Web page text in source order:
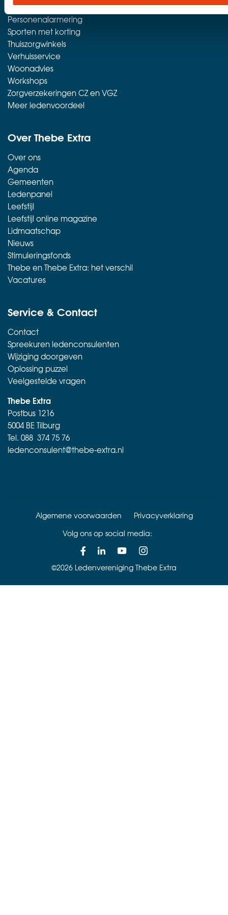
Opticien aan huis
Personenalarmering
Sporten met korting
Thuiszorgwinkels
Verhuisservice
Woonadvies
Workshops
Zorgverzekeringen CZ en VGZ
Meer ledenvoordeel
Over Thebe Extra
Over ons
Agenda
Gemeenten
Ledenpanel
Leefstijl
Leefstijl online magazine
Lidmaatschap
Nieuws
Stimuleringsfonds
Thebe en Thebe Extra: het verschil
Vacatures
Service & Contact
Contact
Spreekuren ledenconsulenten
Wijziging doorgeven
Oplossing puzzel
Veelgestelde vragen
Thebe Extra
Postbus 1216
5004 BE Tilburg
Tel. 088 374 75 76
ledenconsulent@thebe-extra.nl
©2026 Ledenvereniging Thebe Extra
Algemene voorwaarden
Privacyverklaring
Volg ons op social media: